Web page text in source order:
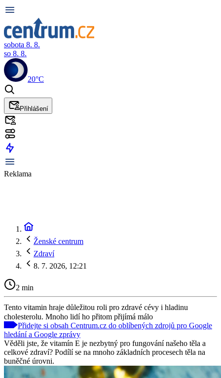
sobota 8. 8.
so 8. 8.
20°C
Přihlášení
Reklama
Ženské centrum
Zdraví
8. 7. 2026, 12:21
2 min
Tento vitamin hraje důležitou roli pro zdravé cévy i hladinu
cholesterolu. Mnoho lidí ho přitom přijímá málo
Přidejte si obsah Centrum.cz do oblíbených zdrojů pro Google
hledání a Google zprávy
Věděli jste, že vitamín E je nezbytný pro fungování našeho těla a
celkové zdraví? Podílí se na mnoho základních procesech těla na
buněčné úrovni.